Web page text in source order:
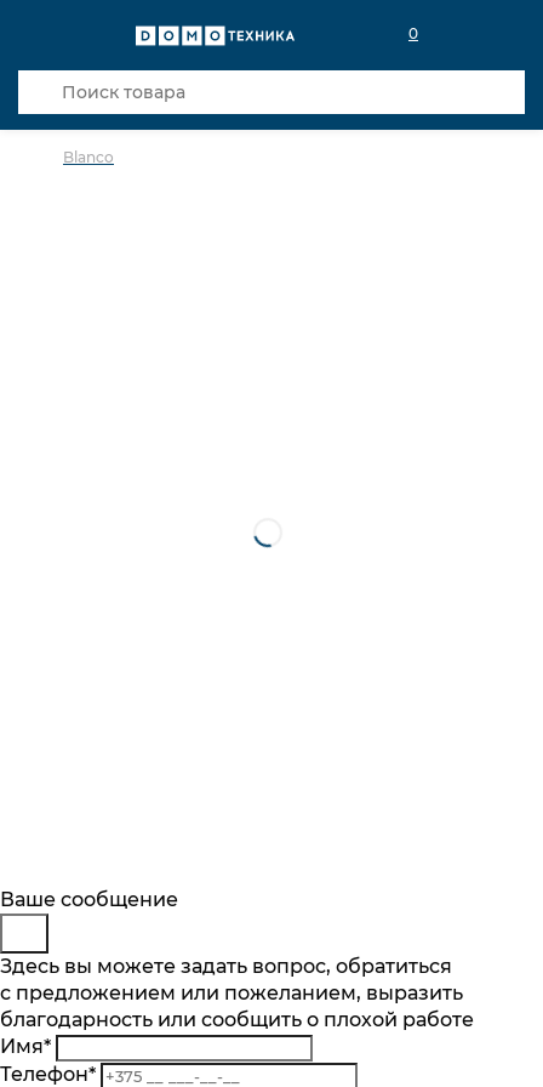
0
Blanco
Описание
Отзывы
Основные характеристики
Количество чаш шт.
1
Материал
Будьте в курсе
Подпишитесь на последние обновления
и узнавайте о новинках и специальных
предложениях первыми
Подписаться
Заказ обратного звонка
Представьтесь
Телефон*
Комментарий
Ваше сообщение
Здесь вы можете задать вопрос, обратиться
с предложением или пожеланием, выразить
благодарность или сообщить о плохой работе
Имя*
Телефон*